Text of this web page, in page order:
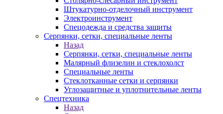
Штукатурно-отделочный инструмент
Электроинструмент
Спецодежда и средства защиты
Серпянки, сетки, специальные ленты
Назад
Серпянки, сетки, специальные ленты
Малярный флизелин и стеклохолст
Специальные ленты
Стеклотканные сетки и серпянки
Углозащитные и уплотнительные ленты
Спецтехника
Назад